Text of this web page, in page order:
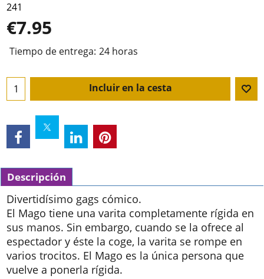
241
€7.95
Tiempo de entrega: 24 horas
Incluir en la cesta
Descripción
Divertidísimo gags cómico.
El Mago tiene una varita completamente rígida en
sus manos. Sin embargo, cuando se la ofrece al
espectador y éste la coge, la varita se rompe en
varios trocitos. El Mago es la única persona que
vuelve a ponerla rígida.